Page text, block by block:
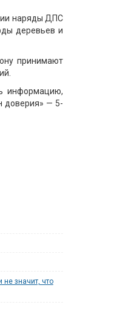
наряды ДПС
деревьев и
принимают
информацию,
доверия» — 5-
не значит, что